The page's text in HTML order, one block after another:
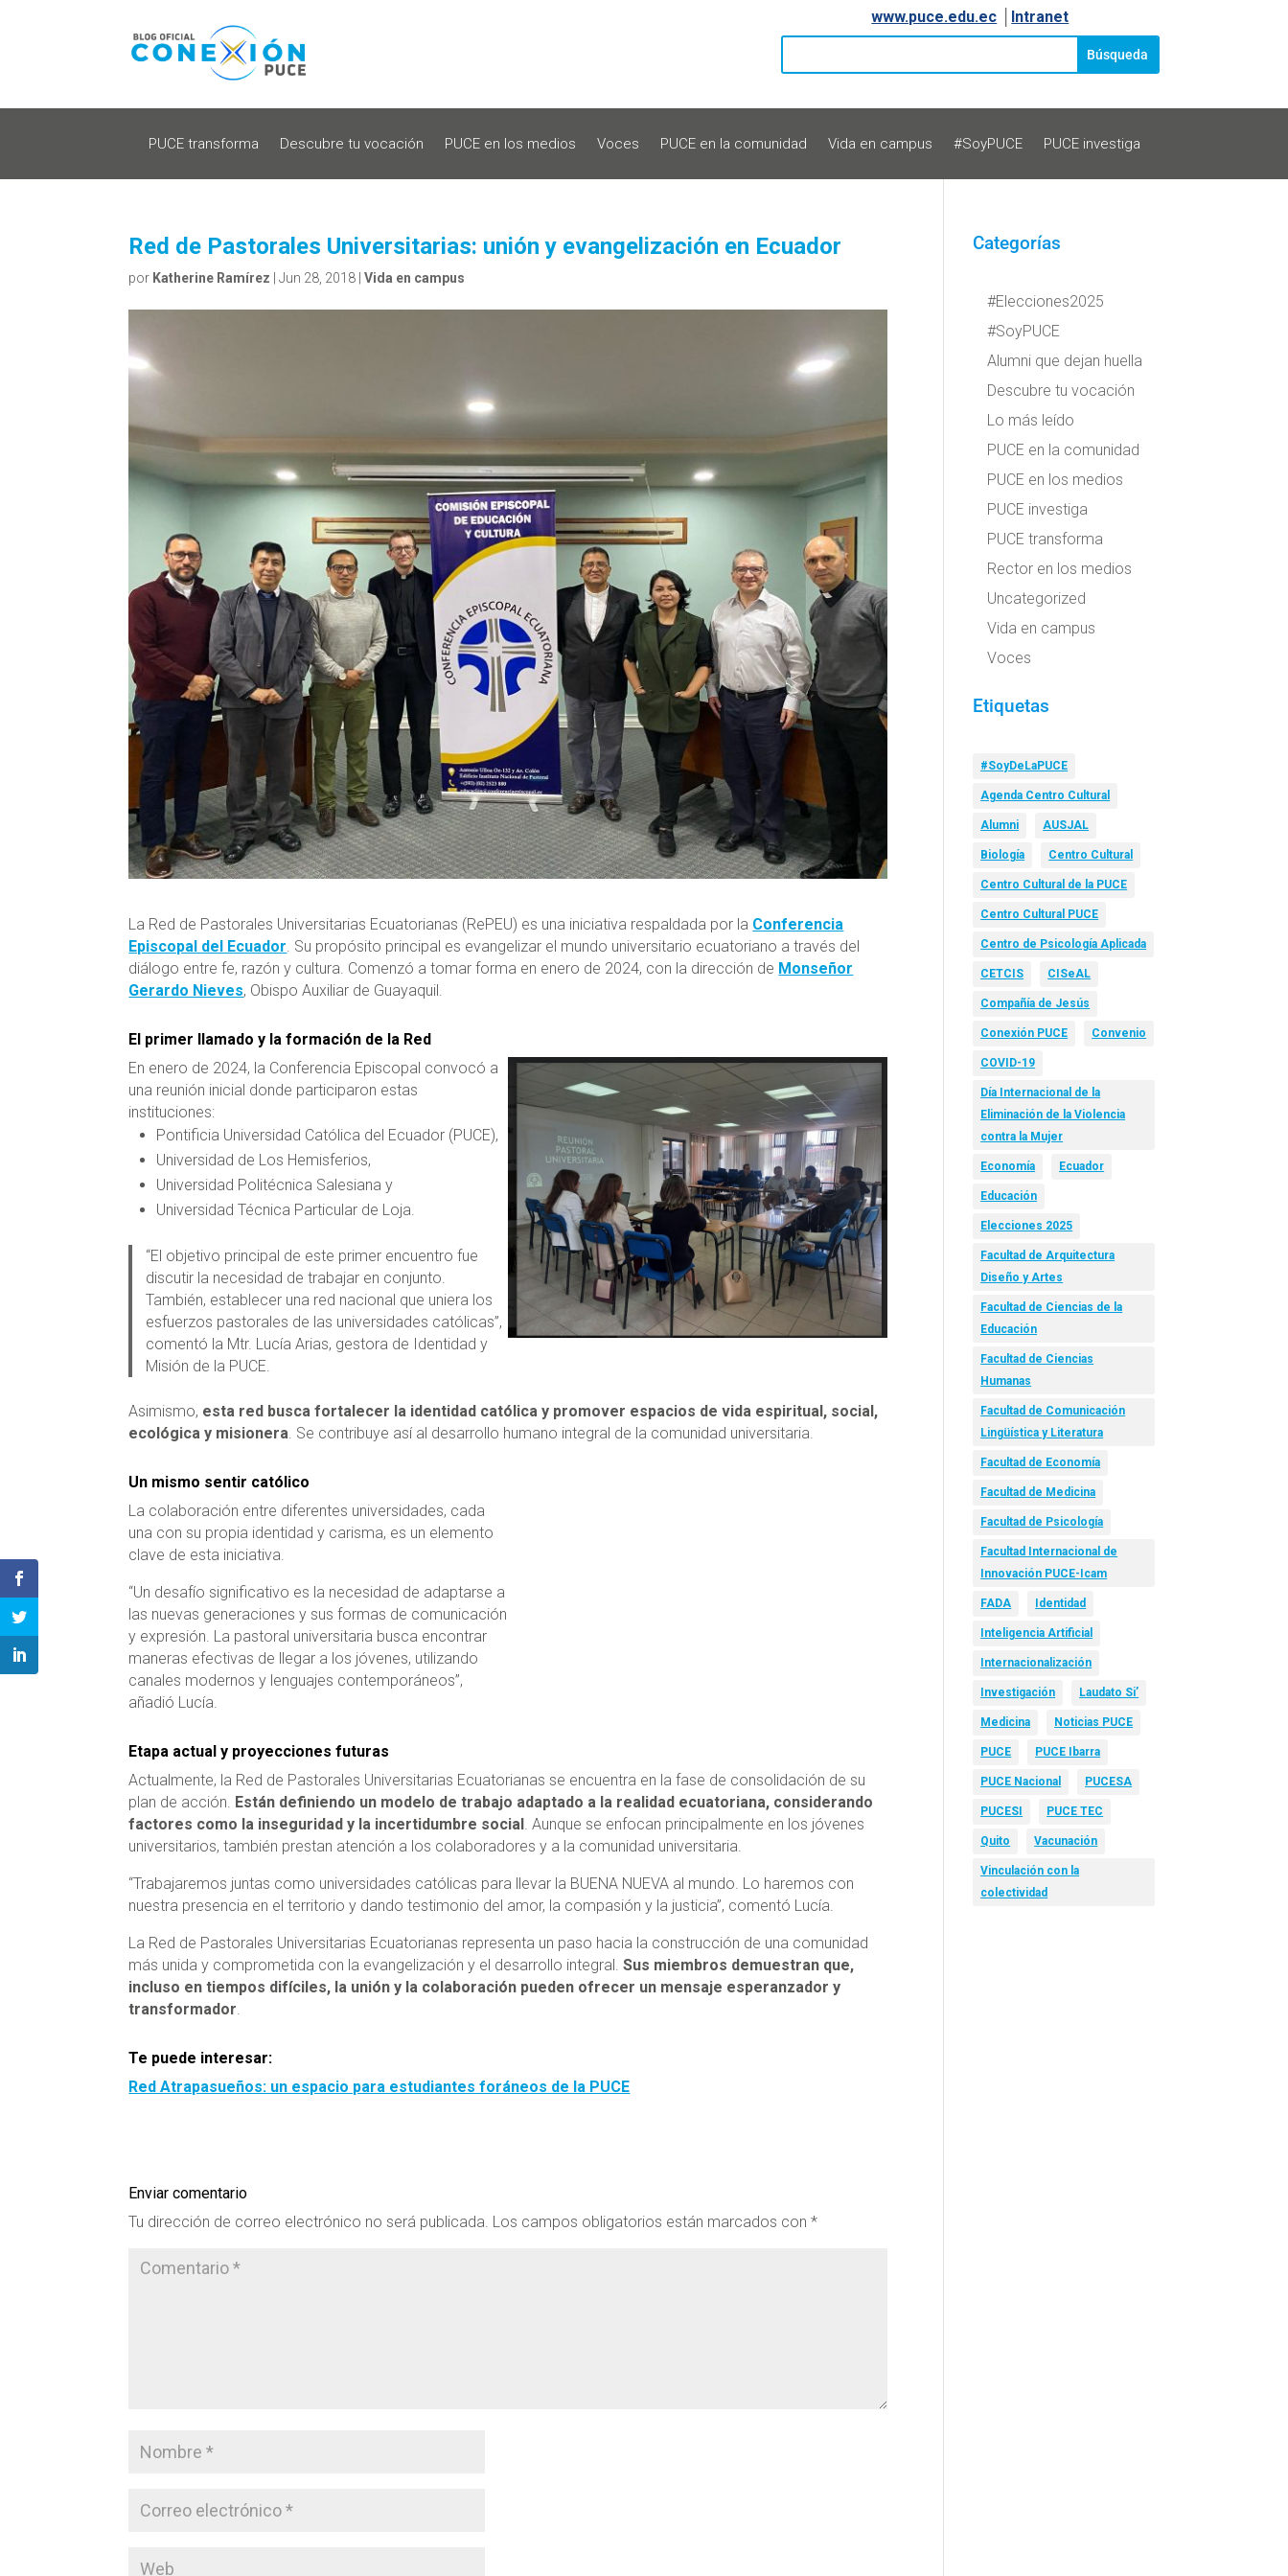
www.puce.edu.ec Intranet
PUCE transforma Descubre tu vocación PUCE en los medios Voces PUCE en la comunidad Vida en campus #SoyPUCE PUCE investiga
Red de Pastorales Universitarias: unión y evangelización en Ecuador
por Katherine Ramírez |Jun 28, 2018 |Vida en campus
La Red de Pastorales Universitarias Ecuatorianas (RePEU) es una iniciativa respaldada por la Conferencia
Episcopal del Ecuador. Su propósito principal es evangelizar el mundo universitario ecuatoriano a través del
diálogo entre fe, razón y cultura. Comenzó a tomar forma en enero de 2024, con la dirección de Monseñor
Gerardo Nieves, Obispo Auxiliar de Guayaquil.
El primer llamado y la formación de la Red
En enero de 2024, la Conferencia Episcopal convocó a
una reunión inicial donde participaron estas
instituciones:
Pontificia Universidad Católica del Ecuador (PUCE),
Universidad de Los Hemisferios,
Universidad Politécnica Salesiana y
Universidad Técnica Particular de Loja.
“El objetivo principal de este primer encuentro fue
discutir la necesidad de trabajar en conjunto.
También, establecer una red nacional que uniera los
esfuerzos pastorales de las universidades católicas”,
comentó la Mtr. Lucía Arias, gestora de Identidad y
Misión de la PUCE.
Asimismo, esta red busca fortalecer la identidad católica y promover espacios de vida espiritual, social,
ecológica y misionera. Se contribuye así al desarrollo humano integral de la comunidad universitaria.
Un mismo sentir católico
La colaboración entre diferentes universidades, cada
una con su propia identidad y carisma, es un elemento
clave de esta iniciativa.
“Un desafío significativo es la necesidad de adaptarse a
las nuevas generaciones y sus formas de comunicación
y expresión. La pastoral universitaria busca encontrar
maneras efectivas de llegar a los jóvenes, utilizando
canales modernos y lenguajes contemporáneos”,
añadió Lucía.
Etapa actual y proyecciones futuras
Actualmente, la Red de Pastorales Universitarias Ecuatorianas se encuentra en la fase de consolidación de su
plan de acción. Están definiendo un modelo de trabajo adaptado a la realidad ecuatoriana, considerando
factores como la inseguridad y la incertidumbre social . Aunque se enfocan principalmente en los jóvenes
universitarios, también prestan atención a los colaboradores y a la comunidad universitaria.
“Trabajaremos juntas como universidades católicas para llevar la BUENA NUEVA al mundo. Lo haremos con
nuestra presencia en el territorio y dando testimonio del amor, la compasión y la justicia”, comentó Lucía.
La Red de Pastorales Universitarias Ecuatorianas representa un paso hacia la construcción de una comunidad
más unida y comprometida con la evangelización y el desarrollo integral.Sus miembros demuestran que,
incluso en tiempos difíciles, la unión y la colaboración pueden ofrecer un mensaje esperanzador y
transformador.
Te puede interesar:
Red Atrapasueños: un espacio para estudiantes foráneos de la PUCE
Enviar comentario
Tu dirección de correo electrónico no será publicada. Los campos obligatorios están marcados con*
Categorías
#Elecciones2025
#SoyPUCE
Alumni que dejan huella
Descubre tu vocación
Lo más leído
PUCE en la comunidad
PUCE en los medios
PUCE investiga
PUCE transforma
Rector en los medios
Uncategorized
Vida en campus
Voces
Etiquetas
#SoyDeLaPUCE
Agenda Centro Cultural
Alumni AUSJAL
Biología Centro Cultural
Centro Cultural de la PUCE
Centro Cultural PUCE
Centro de Psicología Aplicada
CETCIS CISeAL
Compañía de Jesús
Conexión PUCE Convenio
COVID-19
Día Internacional de la
Eliminación de la Violencia
contra la Mujer
Economía Ecuador
Educación
Elecciones 2025
Facultad de Arquitectura
Diseño y Artes
Facultad de Ciencias de la
Educación
Facultad de Ciencias
Humanas
Facultad de Comunicación
Lingüística y Literatura
Facultad de Economía
Facultad de Medicina
Facultad de Psicología
Facultad Internacional de
Innovación PUCE-Icam
FADA Identidad
Inteligencia Artificial
Internacionalización
Investigación Laudato Si’
Medicina Noticias PUCE
PUCE PUCE Ibarra
PUCE Nacional PUCESA
PUCESI PUCE TEC
Quito Vacunación
Vinculación con la
colectividad